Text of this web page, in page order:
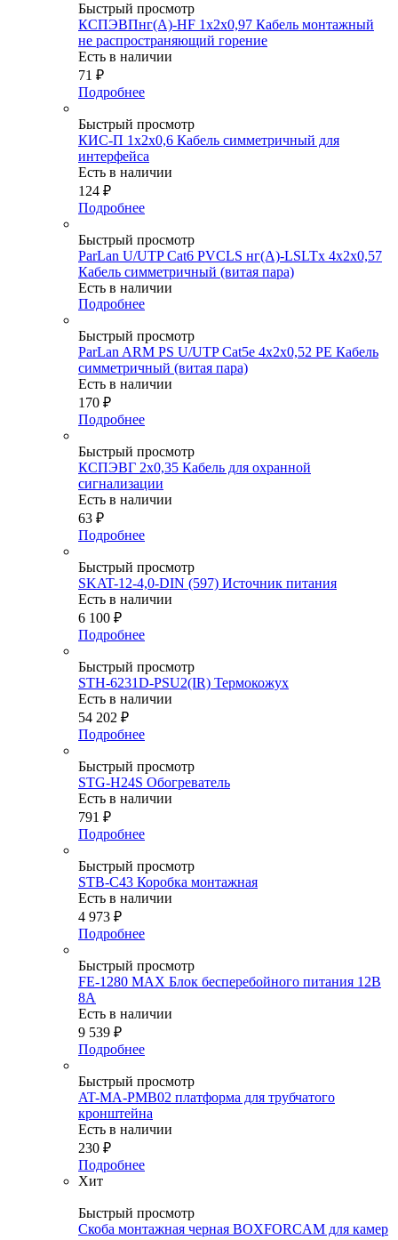
Быстрый просмотр
КСПЭВПнг(А)-HF 1х2х0,97 Кабель монтажный
не распространяющий горение
Есть в наличии
71 ₽
Подробнее
Быстрый просмотр
КИС-П 1х2х0,6 Кабель симметричный для
интерфейса
Есть в наличии
124 ₽
Подробнее
Быстрый просмотр
ParLan U/UTP Cat6 PVCLS нг(А)-LSLTx 4х2х0,57
Кабель симметричный (витая пара)
Есть в наличии
Подробнее
Быстрый просмотр
ParLan ARM PS U/UTP Cat5e 4х2x0,52 PE Кабель
симметричный (витая пара)
Есть в наличии
170 ₽
Подробнее
Быстрый просмотр
КСПЭВГ 2х0,35 Кабель для охранной
сигнализации
Есть в наличии
63 ₽
Подробнее
Быстрый просмотр
SKAT-12-4,0-DIN (597) Источник питания
Есть в наличии
6 100 ₽
Подробнее
Быстрый просмотр
STH-6231D-PSU2(IR) Термокожух
Есть в наличии
54 202 ₽
Подробнее
Быстрый просмотр
STG-H24S Обогреватель
Есть в наличии
791 ₽
Подробнее
Быстрый просмотр
STB-C43 Коробка монтажная
Есть в наличии
4 973 ₽
Подробнее
Быстрый просмотр
FE-1280 MAX Блок бесперебойного питания 12В
8А
Есть в наличии
9 539 ₽
Подробнее
Быстрый просмотр
AT-MA-PMB02 платформа для трубчатого
кронштейна
Есть в наличии
230 ₽
Подробнее
Хит
Быстрый просмотр
Скоба монтажная черная BOXFORCAM для камер